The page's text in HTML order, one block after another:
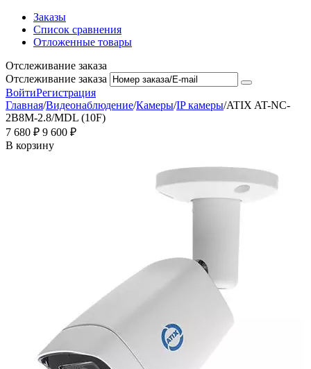
Заказы
Список сравнения
Отложенные товары
Отслеживание заказа
Отслеживание заказа
ВойтиРегистрация
Главная/Видеонаблюдение/Камеры/IP камеры/ATIX AT-NC-
2B8M-2.8/MDL (10F)
7 680 ₽ 9 600 ₽
В корзину